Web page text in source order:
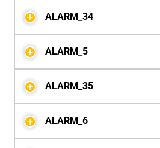
ALARM_34
ALARM_5
ALARM_35
ALARM_6